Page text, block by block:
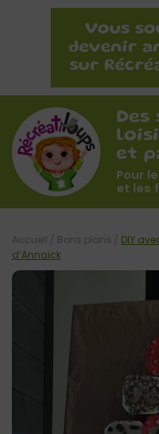
et
Pour
et les
Accueil / Bons plans / DIY
d’Annaïck